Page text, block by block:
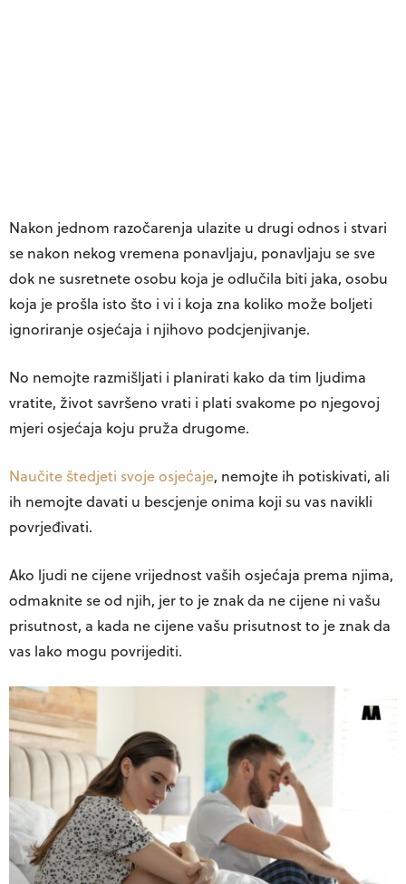
Nakon jednom razočarenja ulazite u drugi odnos i stvari
se nakon nekog vremena ponavljaju, ponavljaju se sve
dok ne susretnete osobu koja je odlučila biti jaka, osobu
koja je prošla isto što i vi i koja zna koliko može boljeti
ignoriranje osjećaja i njihovo podcjenjivanje.
No nemojte razmišljati i planirati kako da tim ljudima
vratite, život savršeno vrati i plati svakome po njegovoj
mjeri osjećaja koju pruža drugome.
Naučite štedjeti svoje osjećaje, nemojte ih potiskivati, ali
ih nemojte davati u bescjenje onima koji su vas navikli
povrjeđivati.
Ako ljudi ne cijene vrijednost vaših osjećaja prema njima,
odmaknite se od njih, jer to je znak da ne cijene ni vašu
prisutnost, a kada ne cijene vašu prisutnost to je znak da
vas lako mogu povrijediti.